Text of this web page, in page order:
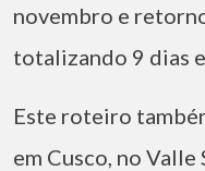
novembro e
totalizando 9 dias
Este roteiro
em Cusco, no Valle